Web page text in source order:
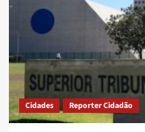
Cidades Reporter Cidadão